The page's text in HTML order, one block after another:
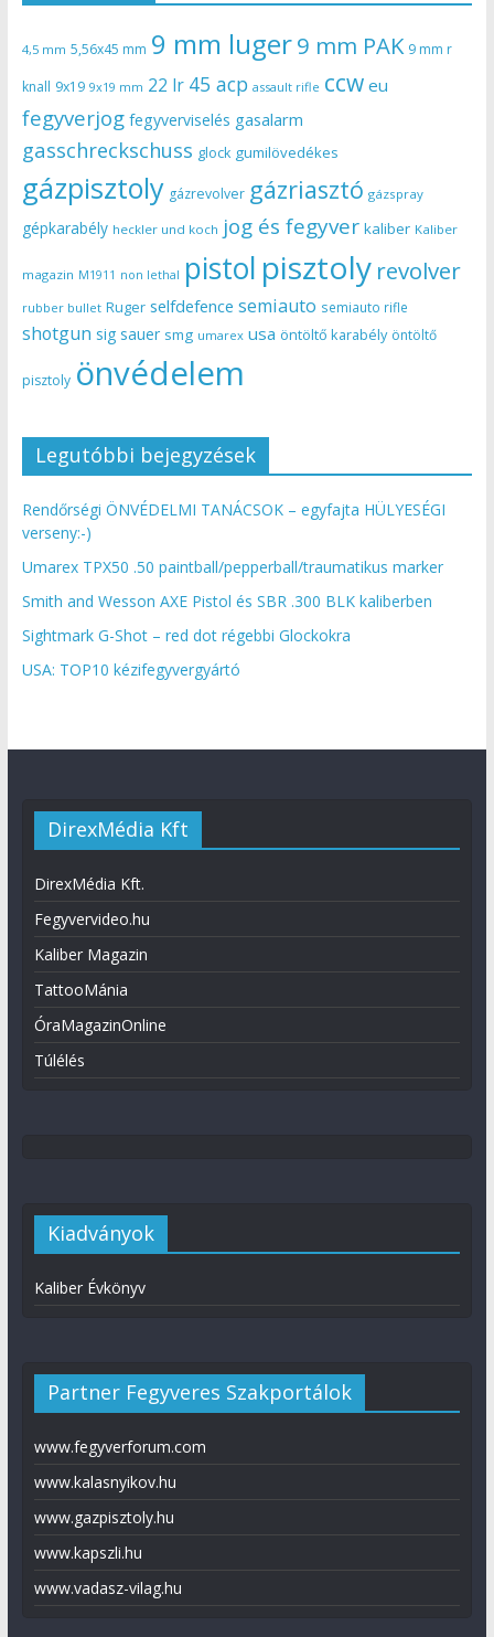
4,5 mm 5,56x45 mm 9 mm luger9 mm PAK 9 mm r
knall 9x19 9x19 mm 22 lr 45 acp assault rifle ccw eu
fegyverjog fegyverviselés gasalarm
gasschreckschuss glock gumilövedékes
gázpisztoly gázrevolver gázriasztó gázspray
gépkarabély heckler und koch jog és fegyver kaliber Kaliber
magazin M1911 non lethal pistol pisztoly revolver
rubber bullet Ruger selfdefence semiauto semiauto rifle
shotgun sig sauer smg umarex usa öntöltő karabély öntöltő
pisztoly önvédelem
Legutóbbi bejegyzések
Rendőrségi ÖNVÉDELMI TANÁCSOK – egyfajta HÜLYESÉGI
verseny:-)
Umarex TPX50 .50 paintball/pepperball/traumatikus marker
Smith and Wesson AXE Pistol és SBR .300 BLK kaliberben
Sightmark G-Shot – red dot régebbi Glockokra
USA: TOP10 kézifegyvergyártó
DirexMédia Kft
DirexMédia Kft.
Fegyvervideo.hu
Kaliber Magazin
TattooMánia
ÓraMagazinOnline
Túlélés
Kiadványok
Kaliber Évkönyv
Partner Fegyveres Szakportálok
www.fegyverforum.com
www.kalasnyikov.hu
www.gazpisztoly.hu
www.kapszli.hu
www.vadasz-vilag.hu